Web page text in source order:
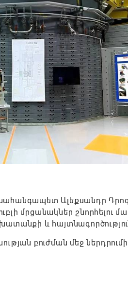
Ալեքսանդր
մրցանակներ շնորհելու
և
բուժման մեջ